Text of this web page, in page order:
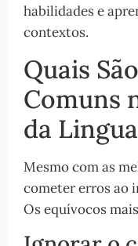
habilidades e
contextos.
Quais
Comuns
da
Mesmo com as
cometer erros ao
Os equívocos